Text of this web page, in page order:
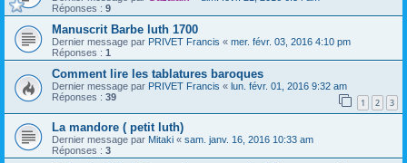
Réponses : 9
Manuscrit Barbe luth 1700
Dernier message par PRIVET Francis « mer. févr. 03, 2016 4:10 pm
Réponses : 1
Comment lire les tablatures baroques
Dernier message par PRIVET Francis « lun. févr. 01, 2016 9:32 am
Réponses : 39 1 2 3
La mandore ( petit luth)
Dernier message par Mitaki « sam. janv. 16, 2016 10:33 am
Réponses : 3